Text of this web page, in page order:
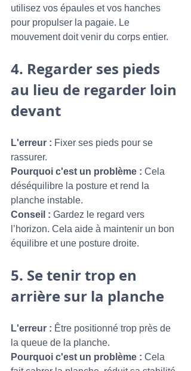
utilisez vos épaules et vos hanches
pour propulser la pagaie. Le
mouvement doit venir du corps entier.
4. Regarder ses pieds
au lieu de regarder loin
devant
L'erreur : Fixer ses pieds pour se
rassurer.
Pourquoi c'est un problème : Cela
déséquilibre la posture et rend la
planche instable.
Conseil : Gardez le regard vers
l’horizon. Cela aide à maintenir un bon
équilibre et une posture droite.
5. Se tenir trop en
arrière sur la planche
L'erreur : Être positionné trop près de
la queue de la planche.
Pourquoi c'est un problème : Cela